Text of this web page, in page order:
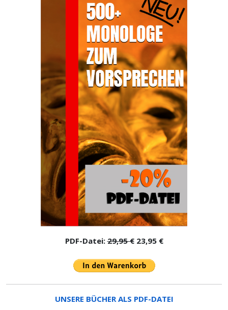
PDF-Datei:29,95 €23,95 €
UNSERE BÜCHER ALS PDF-DATEI